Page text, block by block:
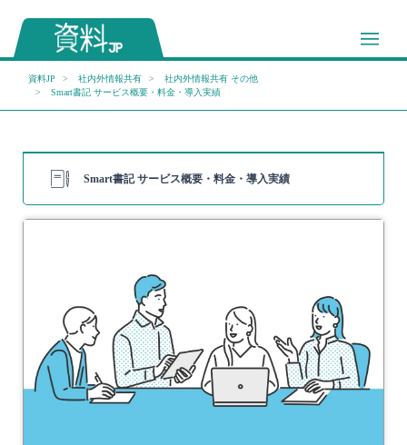
資料JP 社内外情報共有
社内外情報共有 その他
Smart書記 サービス概要・料金・導入実績
Smart書記 サービス概要・料金・導入実績